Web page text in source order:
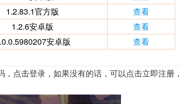
1.2.83.1官方版
查看
1.2.6安卓版
查看
安卓版 查看
点击登录，如果没有的话，可以点击立即注册，